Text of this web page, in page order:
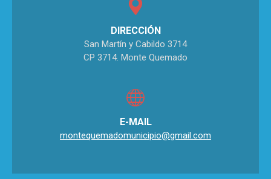
DIRECCIÓN
San Martín y Cabildo 3714
CP 3714. Monte Quemado
E-MAIL
montequemadomunicipio@gmail.com